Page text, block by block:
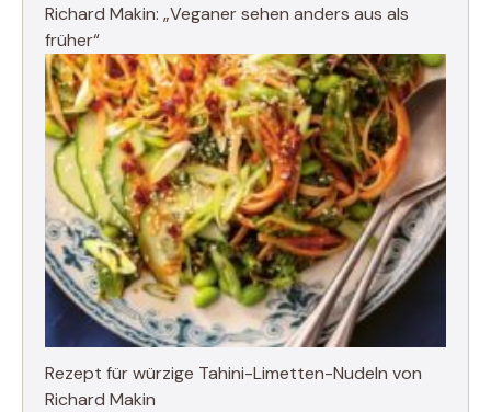
Richard Makin: „Veganer sehen anders aus als
früher“
Rezept für würzige Tahini-Limetten-Nudeln von
Richard Makin